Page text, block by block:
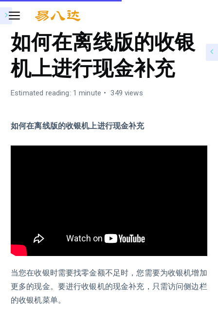
如何在离线版的收银
机上进行现金补充
Estimated reading: 1 minute 349 views
如何在离线版的收银机上进行现金补充
当您在收银时需要找零金额不足时，您需要为收银机增加
更多的现金。要进行收银机的现金补充，只需访问侧边栏
的收银机菜单。